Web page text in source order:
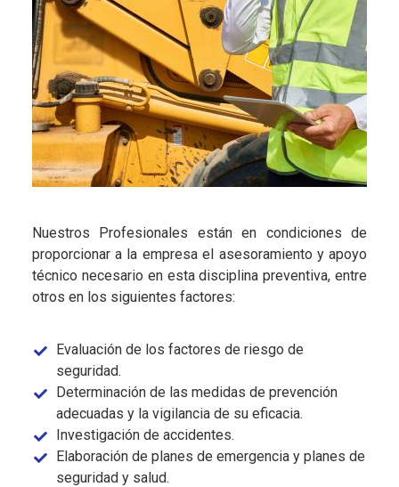
Nuestros Profesionales están en condiciones de
proporcionar a la empresa el asesoramiento y apoyo
técnico necesario en esta disciplina preventiva, entre
otros en los siguientes factores:
Evaluación de los factores de riesgo de
seguridad.
Determinación de las medidas de prevención
adecuadas y la vigilancia de su eficacia.
Investigación de accidentes.
Elaboración de planes de emergencia y planes de
seguridad y salud.